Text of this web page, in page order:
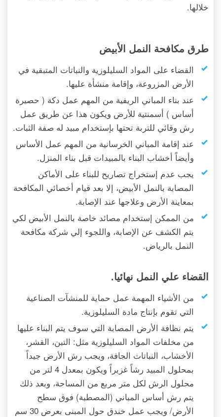
خلالها.
طرق مكافحة النمل الأبيض
القضاء على المواد السليلوزية والنباتات المتبقية في
الأرض المزروعة، وإقامة منشأة عليها.
عند بناء المباني الريفية من المهم عمل دكة ( حصيرة
أساس ) أسمنتية للأرض ويكون هذا عن طريق عمل
رش وقائي للتربة تحتها بإستخدام مبيد له صفة الثبات.
عند إقامة المباني الخرسانية من المهم عمل الأساس
وأيضاً أخشاب البناء بالمبيدات قبل بناء المنزل.
يجب عدم إستخراج تصاريح للبناء على الأماكن
المصابة بالنمل الأبيض، إلا بعد قيام أخصائي المكافحة
بمعاينة الأرض وعلاجها عند الإصابة.
من الممكن إستخدام مصائد خاصة بالنمل الأبيض لكي
يتم الكشف عن الإصابة، واللجوء إلي شركة مكافحة
النمل بالرياض.
القضاء علي النمل نهائيا.
من الأشياء المهمة عمل حماية للمنشآت الصناعية
التي تقوم بإنتاج مادة السليلوزية.
يتم نظافة الأرض المصابة التي سوف يتم البناء عليها
من مخلفات المواد السليلوزية مثل: التبن، القشر،
الأخشاب، النباتات الجافة، ويجب رش الأرض جيداً
بمحلول المبيد رشاً غزيراً ويكون بمعدل 4 لتر من
محلول الرش لكل متر مربع من المساحة، وبعد ذلك
يتم رش أساس المباني (المصطبة) فوق سطح
الأرض/ ويجب عمل خندق حول المبنى بعرض 30 سم